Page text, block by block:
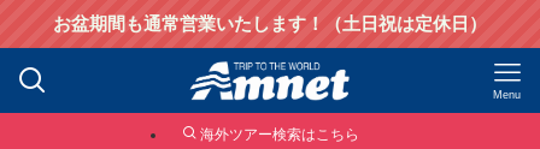
お盆期間も通常営業いたします！（土日祝は定休日）
Menu
海外ツアー検索はこちら